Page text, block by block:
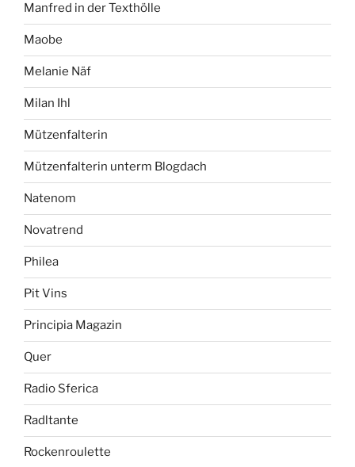
Manfred in der Texthölle
Maobe
Melanie Näf
Milan Ihl
Mützenfalterin
Mützenfalterin unterm Blogdach
Natenom
Novatrend
Philea
Pit Vins
Principia Magazin
Quer
Radio Sferica
Radltante
Rockenroulette